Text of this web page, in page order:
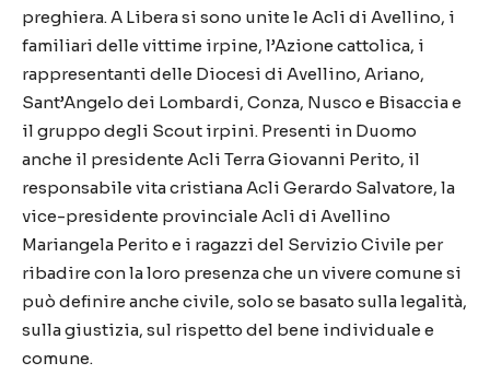
preghiera. A Libera si sono unite le Acli di Avellino, i
familiari delle vittime irpine, l’Azione cattolica, i
rappresentanti delle Diocesi di Avellino, Ariano,
Sant’Angelo dei Lombardi, Conza, Nusco e Bisaccia e
il gruppo degli Scout irpini. Presenti in Duomo
anche il presidente Acli Terra Giovanni Perito, il
responsabile vita cristiana Acli Gerardo Salvatore, la
vice-presidente provinciale Acli di Avellino
Mariangela Perito e i ragazzi del Servizio Civile per
ribadire con la loro presenza che un vivere comune si
può definire anche civile, solo se basato sulla legalità,
sulla giustizia, sul rispetto del bene individuale e
comune.